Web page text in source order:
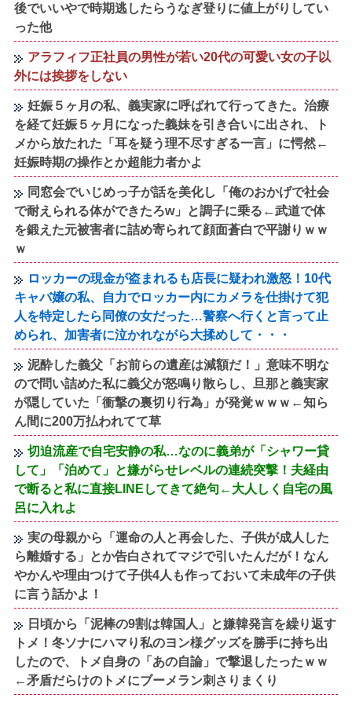
後でいいやで時期逃したらうなぎ登りに値上がりしてい
った他
アラフィフ正社員の男性が若い20代の可愛い女の子以
外には挨拶をしない
妊娠５ヶ月の私、義実家に呼ばれて行ってきた。治療
を経て妊娠５ヶ月になった義妹を引き合いに出され、ト
メから放たれた「耳を疑う理不尽すぎる一言」に愕然←
妊娠時期の操作とか超能力者かよ
同窓会でいじめっ子が話を美化し「俺のおかげで社会
で耐えられる体ができたろw」と調子に乗る←武道で体
を鍛えた元被害者に詰め寄られて顔面蒼白で平謝りｗｗ
ｗ
ロッカーの現金が盗まれるも店長に疑われ激怒！10代
キャバ嬢の私、自力でロッカー内にカメラを仕掛けて犯
人を特定したら同僚の女だった…警察へ行くと言って止
められ、加害者に泣かれながら大揉めして・・・
泥酔した義父「お前らの遺産は減額だ！」意味不明な
ので問い詰めた私に義父が怒鳴り散らし、旦那と義実家
が隠していた「衝撃の裏切り行為」が発覚ｗｗｗ←知ら
ん間に200万払われてて草
切迫流産で自宅安静の私…なのに義弟が「シャワー貸
して」「泊めて」と嫌がらせレベルの連続突撃！夫経由
で断ると私に直接LINEしてきて絶句←大人しく自宅の風
呂に入れよ
実の母親から「運命の人と再会した、子供が成人した
ら離婚する」とか告白されてマジで引いたんだが！なん
やかんや理由つけて子供4人も作っておいて未成年の子供
に言う話かよ！
日頃から「泥棒の9割は韓国人」と嫌韓発言を繰り返す
トメ！冬ソナにハマり私のヨン様グッズを勝手に持ち出
したので、トメ自身の「あの自論」で撃退したったｗｗ
←矛盾だらけのトメにブーメラン刺さりまくり